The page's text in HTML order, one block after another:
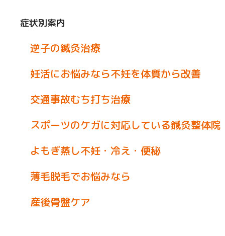
症状別案内
逆子の鍼灸治療
妊活にお悩みなら不妊を体質から改善
交通事故むち打ち治療
スポーツのケガに対応している鍼灸整体院
よもぎ蒸し不妊・冷え・便秘
薄毛脱毛でお悩みなら
産後骨盤ケア